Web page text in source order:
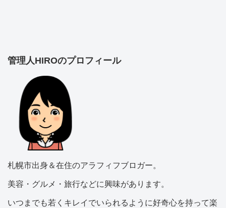
管理人HIROのプロフィール
札幌市出身＆在住のアラフィフブロガー。
美容・グルメ・旅行などに興味があります。
いつまでも若くキレイでいられるように好奇心を持って楽